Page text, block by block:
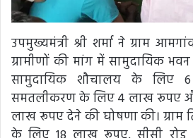
उपमुख्यमंत्री श्री शर्मा ने ग्राम
ग्रामीणों की मांग में सामुदायिक
सामुदायिक शौचालय के लिए
समतलीकरण के लिए 4 लाख रूपए
लाख रूपए देने की घोषणा की। ग्राम